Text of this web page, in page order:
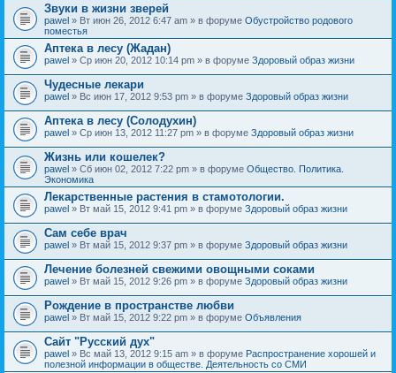
Звуки в жизни зверей
pawel » Вт июн 26, 2012 6:47 am » в форуме Обустройство родового
поместья
Аптека в лесу (Жадан)
pawel » Ср июн 20, 2012 10:14 pm » в форуме Здоровый образ жизни
Чудесные лекари
pawel » Вс июн 17, 2012 9:53 pm » в форуме Здоровый образ жизни
Аптека в лесу (Солодухин)
pawel » Ср июн 13, 2012 11:27 pm » в форуме Здоровый образ жизни
Жизнь или кошелек?
pawel » Сб июн 02, 2012 7:22 pm » в форуме Общество. Политика.
Экономика
Лекарственные растения в стамотологии.
pawel » Вт май 15, 2012 9:41 pm » в форуме Здоровый образ жизни
Сам себе врач
pawel » Вт май 15, 2012 9:37 pm » в форуме Здоровый образ жизни
Лечение болезней свежими овощными соками
pawel » Вт май 15, 2012 9:26 pm » в форуме Здоровый образ жизни
Рождение в пространстве любви
pawel » Вт май 15, 2012 9:22 pm » в форуме Объявления
Сайт "Русский дух"
pawel » Вс май 13, 2012 9:15 am » в форуме Распространение хорошей и
полезной информации в обществе. Деятельность со СМИ